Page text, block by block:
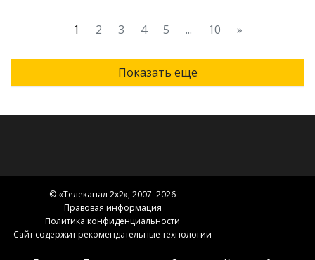
1 2 3 4 5 ... 10 »
Показать еще
© «Телеканал 2x2», 2007–2026
Правовая информация
Политика конфиденциальности
Сайт содержит рекомендательные технологии